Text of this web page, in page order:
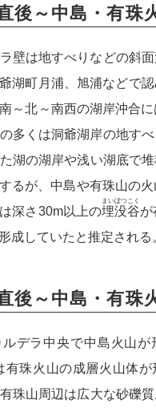
後～中島・有珠
壁は地すべりなどの斜
湖町月浦、旭浦などで
～北～南西の湖岸沖合
多くは洞爺湖岸の地す
湖の湖岸や浅い湖底で
るが、中島や有珠山の
深さ30m以上の埋没
まいぼつ
谷
こく
が
成していたと推定される
後～中島・有珠
デラ中央で中島火山が
珠火山の成層火山体が
珠山周辺は広大な砂礫